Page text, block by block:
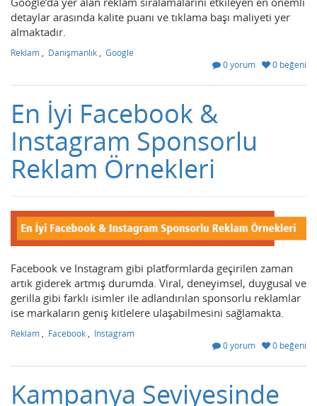
detaylar arasında kalite puanı ve tıklama başı maliyeti yer
almaktadır.
Reklam , Danışmanlık , Google
0 yorum
0 beğeni
En İyi Facebook &
Instagram Sponsorlu
Reklam Örnekleri
Facebook ve Instagram gibi platformlarda geçirilen zaman
artık giderek artmış durumda. Viral, deneyimsel, duygusal ve
gerilla gibi farklı isimler ile adlandırılan sponsorlu reklamlar
ise markaların geniş kitlelere ulaşabilmesini sağlamakta.
Reklam Facebook
Instagram
0 yorum
0 beğeni
Kampanya Seviyesinde